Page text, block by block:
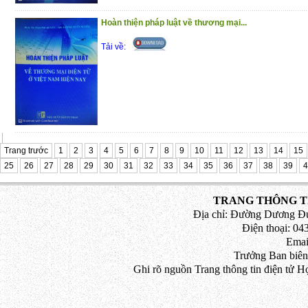
Hoàn thiện pháp luật về thương mại...
Tải về:
Trang trước 1 2 3 4 5 6 7 8 9 10 11 12 13 14
15
25
26 27 28 29 30 31 32 33 34 35 36 37 38 39
TRANG THÔNG
Địa chỉ: Đường Dương
Điện thoại:
Trưởng Ban
Ghi rõ nguồn Trang thông tin điện tử